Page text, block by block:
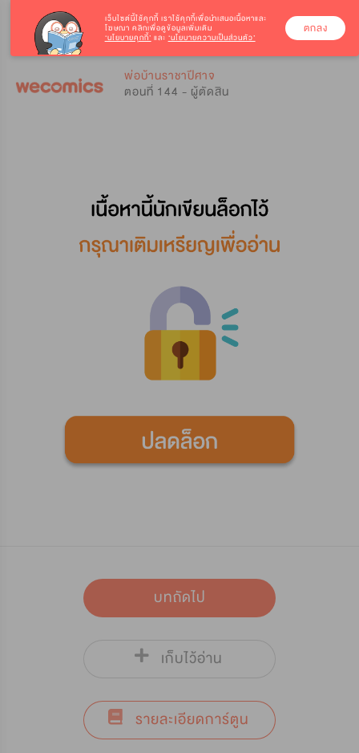
พ่อบ้านราชาปีศาจ
ตอนที่ 144 - ผู้ตัดสิน
บทถัดไป
เก็บไว้อ่าน
รายละเอียดการ์ตูน
เว็บไซต์นี้ใช้คุกกี้ เราใช้คุกกี้เพื่อนำเสนอเนื้อหาและ
โฆษณา คลิกเพื่อดูข้อมูลเพิ่มเติม
‘นโยบายคุกกี้’ และ ‘นโยบายความเป็นส่วนตัว’
ตกลง